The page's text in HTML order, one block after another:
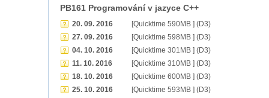
PB161 Programování v jazyce C++
20. 09. 2016
[Quicktime 590MB ] (D3)
27. 09. 2016
[Quicktime 598MB ] (D3)
04. 10. 2016
[Quicktime 301MB ] (D3)
11. 10. 2016
[Quicktime 310MB ] (D3)
18. 10. 2016
[Quicktime 600MB ] (D3)
25. 10. 2016
[Quicktime 593MB ] (D3)